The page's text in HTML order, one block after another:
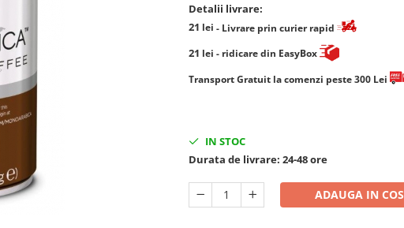
Detalii livrare:
21 lei - Livrare prin curier rapid
21 lei - ridicare din EasyBox
​​​​​​Transport Gratuit la comenzi peste 300 Lei
IN STOC
Durata de livrare: 24-48 ore
ADAUGA IN COS